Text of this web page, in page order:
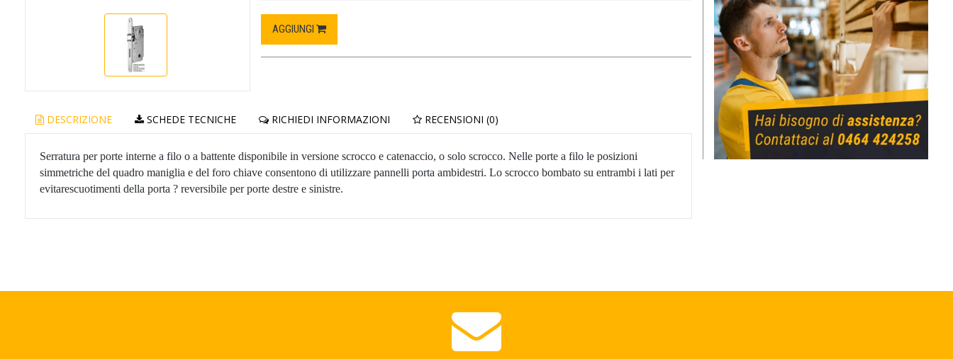
AGGIUNGI
DESCRIZIONE SCHEDE TECNICHE RICHIEDI INFORMAZIONI RECENSIONI (0)
Serratura per porte interne a filo o a battente disponibile in versione scrocco e catenaccio, o solo scrocco. Nelle porte a filo le posizioni
simmetriche del quadro maniglia e del foro chiave consentono di utilizzare pannelli porta ambidestri. Lo scrocco bombato su entrambi i lati per
evitarescuotimenti della porta ? reversibile per porte destre e sinistre.